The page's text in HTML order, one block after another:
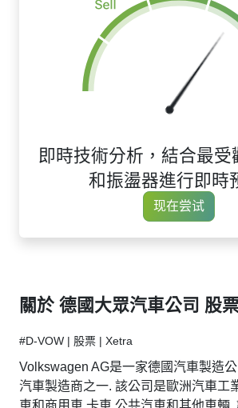
即時技術分析，結合最受
和振盪器進行即時
现在尝试
關於 德國大眾汽車公司 股
#D-VOW | 股票 | Xetra
Volkswagen AG是一家德國汽車製造
汽車製造商之一. 該公司是歐洲汽車工
車和商用車,卡車,公共汽車和其他車輛.